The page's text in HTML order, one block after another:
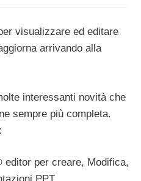
visualizzare ed editare
arrivando alla
interessanti novità che
sempre più completa.
editor per creare, Modifica,